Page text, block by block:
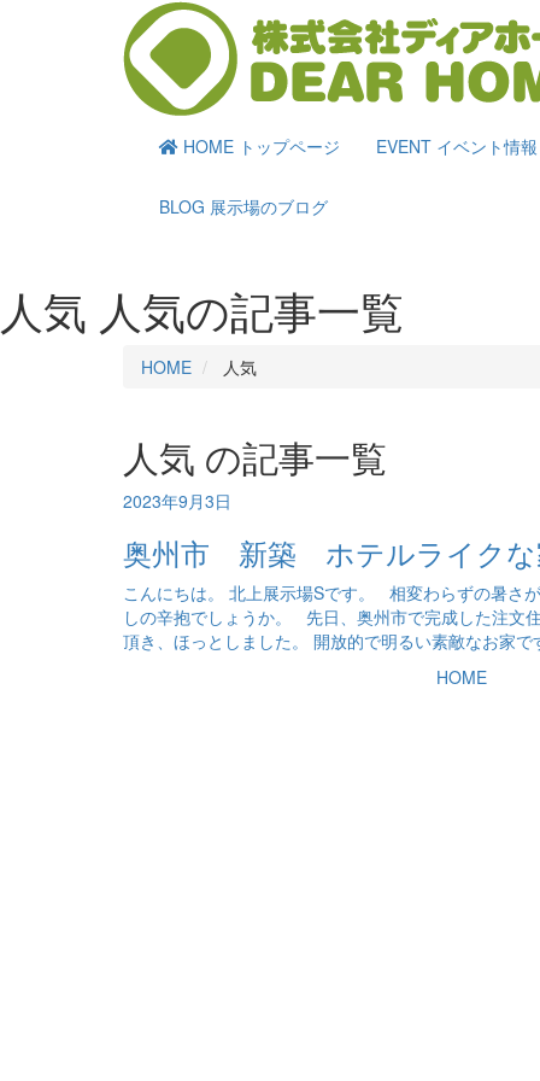
HOME トップページ EVENT イベント情報
BLOG 展示場のブログ
人気 人気の記事一覧
HOME 人気
人気 の記事一覧
2023年9月3日
奥州市 新築 ホテルライク
こんにちは。 北上展示場Sです。 相変わらずの暑さ
しの辛抱でしょうか。 先日、奥州市で完成した注文
頂き、ほっとしました。 開放的で明るい素敵なお家
HOME